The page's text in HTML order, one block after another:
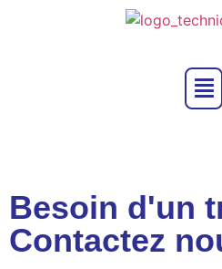
Besoin d'un
Contactez